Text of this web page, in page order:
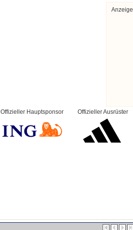
Anzeige
Offizieller Ausrüster
Offizieller Hauptsponsor